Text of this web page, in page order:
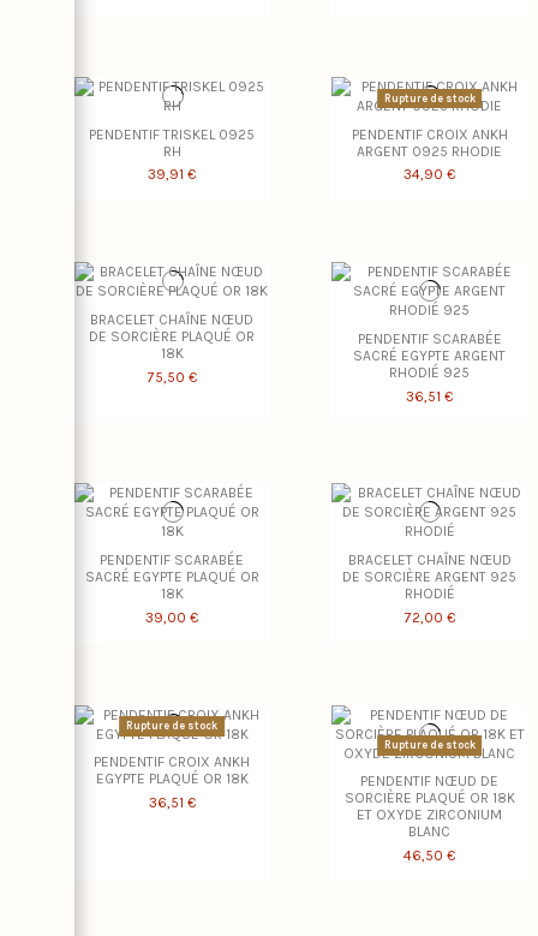
PENDENTIF TRISKEL 0925
RH
39,91 €
Rupture de stock
PENDENTIF CROIX ANKH
ARGENT 0925 RHODIE
34,90 €
BRACELET CHAÎNE NŒUD
DE SORCIÈRE PLAQUÉ OR
18K
75,50 €
PENDENTIF SCARABÉE
SACRÉ EGYPTE ARGENT
RHODIÉ 925
36,51 €
PENDENTIF SCARABÉE
SACRÉ EGYPTE PLAQUÉ OR
18K
39,00 €
BRACELET CHAÎNE NŒUD
DE SORCIÈRE ARGENT 925
RHODIÉ
72,00 €
Rupture de stock
PENDENTIF CROIX ANKH
EGYPTE PLAQUÉ OR 18K
36,51 €
Rupture de stock
PENDENTIF NŒUD DE
SORCIÈRE PLAQUÉ OR 18K
ET OXYDE ZIRCONIUM
BLANC
46,50 €